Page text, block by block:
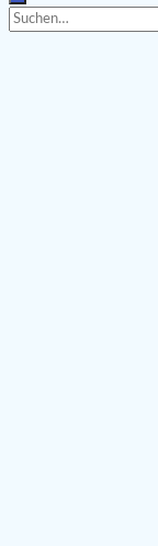
Search
for:
Search